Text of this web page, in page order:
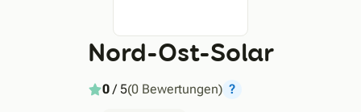
Nord-Ost-Solar
0/ 5(0 Bewertungen) ?